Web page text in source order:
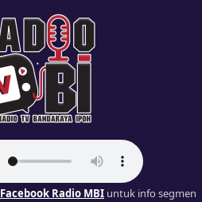
Facebook Radio MBI untuk info segmen